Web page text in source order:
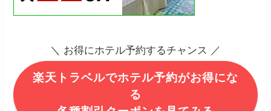
＼ お得にホテル予約するチャンス ／
楽天トラベルでホテル予約がお得にな
る